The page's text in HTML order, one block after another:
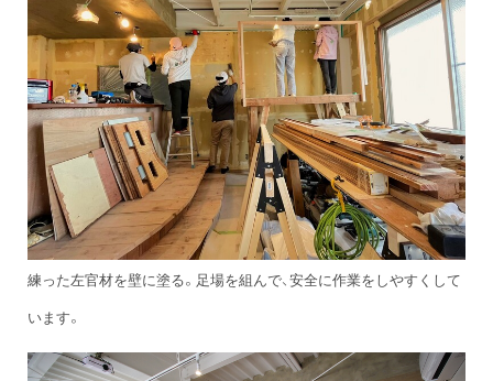
練った左官材を壁に塗る。足場を組んで、安全に作業をしやすくして
います。